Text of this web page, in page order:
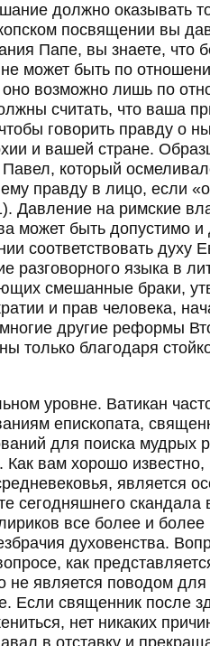
должно оказывать
посвящении вы
Папе, вы знаете, что
может быть по
оно возможно лишь по
считать, что ваша
говорить правду о
и вашей стране.
который
правду в лицо, если
Давление на римские
может быть допустимо
соответствовать духу
разговорного языка в
смешанные браки,
и прав человека,
другие реформы
только благодаря
уровне. Ватикан
епископата,
для поиска мудрых
Как вам хорошо известно,
является
сегодняшнего скандала
все более и более
духовенства.
как
не является поводом для
Если священник после
нет никаких